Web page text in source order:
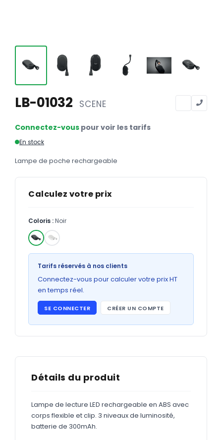
Tête de lettre
Sous-mains
Chemises
Bons de commande
GRAND FORMAT
Abribus
Plans
Bâche
ADHÉSIFS
Étiquettes adhésives en bobine
Adhésifs vitrine
LB-01032 SCENE
Connectez-vous pour voir les tarifs
En stock
Lampe de poche rechargeable
Calculez votre prix
Coloris :Noir
Tarifs réservés à nos clients
Connectez-vous pour calculer votre prix HT
en temps réel.
SE CONNECTER CRÉER UN COMPTE
Détails du produit
Lampe de lecture LED rechargeable en ABS avec
corps flexible et clip. 3 niveaux de luminosité,
batterie de 300mAh.